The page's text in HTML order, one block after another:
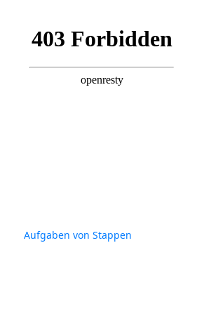
Aufgaben von Stappen